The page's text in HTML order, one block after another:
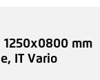
1250x0800 mm
IT Vario